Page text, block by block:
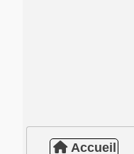
Accueil